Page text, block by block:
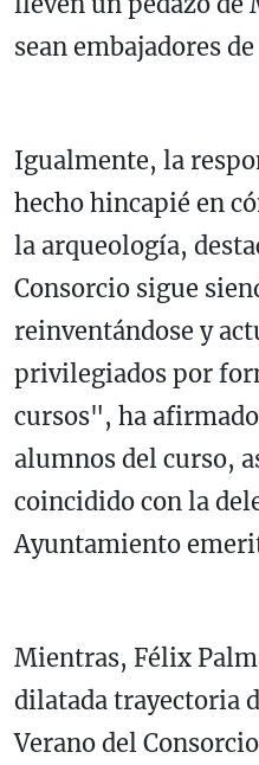
sean embajadores
Igualmente, la
hecho hincapié en
la arqueología,
Consorcio sigue
reinventándose y
privilegiados por
cursos", ha
alumnos del curso,
coincidido con la
Ayuntamiento
Mientras, Félix
dilatada trayectoria
Verano del